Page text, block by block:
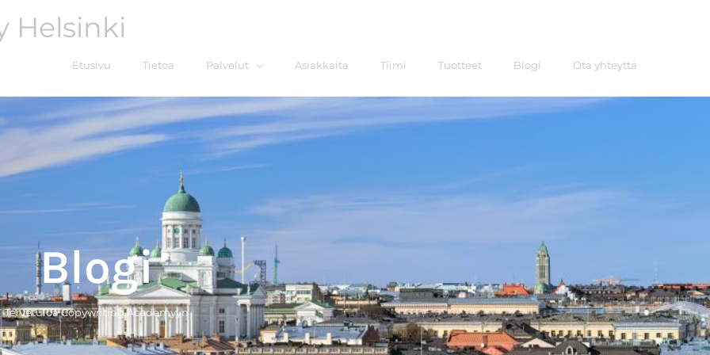
Helsinki
Etusivu Tietoa Palvelut Asiakkaita Tiimi Tuotteet Blogi Ota yhteyttä
Blogi
Tervetuloa Copywriting Academyyn